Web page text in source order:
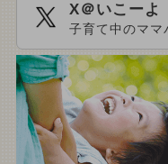
X＠いこーよ
子育て中のママ